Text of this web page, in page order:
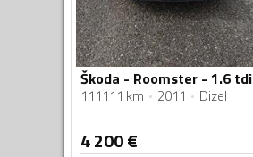
Škoda - Roomster - 1.6 tdi
111111 km 2011 Dizel
4 200€